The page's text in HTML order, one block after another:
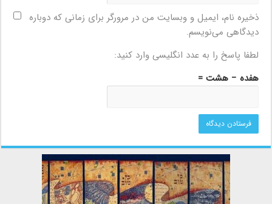
ذخیره نام، ایمیل و وبسایت من در مرورگر برای زمانی که دوباره
دیدگاهی می‌نویسم.
لطفا پاسخ را به عدد انگلیسی وارد کنید:
هفده − هشت =